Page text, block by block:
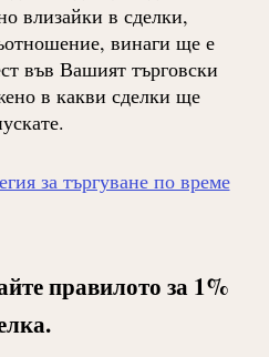
влизайки в сделки,
винаги ще е
във Вашият търговски
в какви сделки ще
за търгуване по време
правилото за 1%